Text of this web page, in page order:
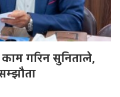
गरिन सुनिताले,